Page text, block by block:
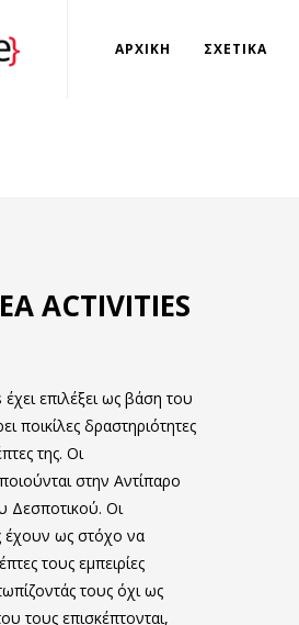
ΑΡΧΙΚΗ ΣΧΕΤΙΚΑ
ACTIVITIES
επιλέξει ως βάση του
ποικίλες δραστηριότητες
της. Οι
στην Αντίπαρο
Δεσποτικού. Οι
έχουν ως στόχο να
τους εμπειρίες
τους όχι ως
τους επισκέπτονται,